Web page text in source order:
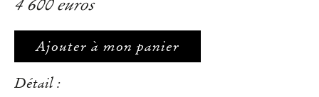
Ajouter à mon panier
Détail :